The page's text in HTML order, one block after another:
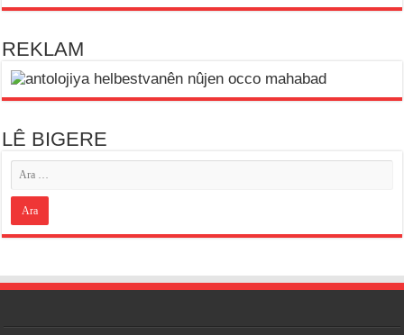
REKLAM
LÊ BIGERE